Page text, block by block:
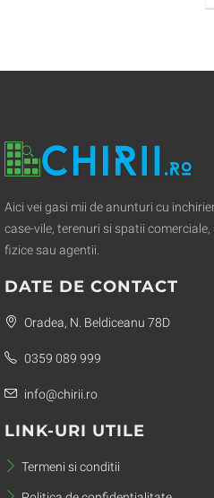
Aici vei gasi mii de anunturi cu
case-vile, terenuri si spatii
fizice sau agentii.
DATE DE CONTACT
Oradea, N. Beldiceanu 78D
0359 089 999
info@chirii.ro
LINK-URI UTILE
Termeni si conditii